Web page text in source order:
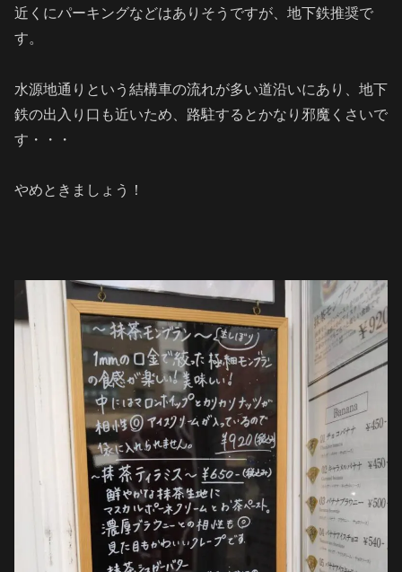
近くにパーキングなどはありそうですが、地下鉄推奨で
す。
水源地通りという結構車の流れが多い道沿いにあり、地下
鉄の出入り口も近いため、路駐するとかなり邪魔くさいで
す・・・
やめときましょう！